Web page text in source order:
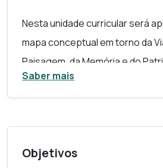
Nesta unidade curricular será
mapa conceptual em torno da
Paisagem, da Memória e do
Hodiernamente, importa ter
preocupadas com a justa
das dimensões complexas da
Saber mais
Objetivos